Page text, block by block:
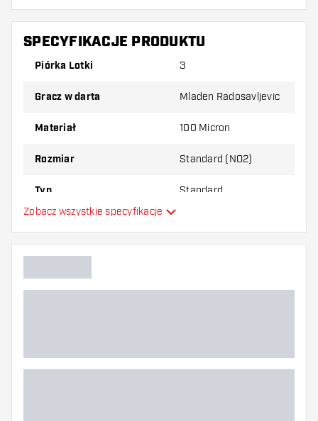
Dartshopper tip!
Upewnij się, że masz pod ręką dużo piórek i
złamane w wyniku użytkowania.
piórek, aby dowiedzieć się, który wariant
SPECYFIKACJE PRODUKTU
Piórka Lotki 3
Gracz w darta Mladen Radosavljevic
Materiał 100 Micron
Rozmiar Standard (NO2)
Typ Standard
Dodatkowe kolory
Zobacz wszystkie specyfikacje